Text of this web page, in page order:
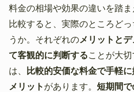
料金の相場や効果の違いを踏
比較すると、実際のところど
うか。それぞれのメリットと
て客観的に判断することが大
は、
比較的安価な料金で手軽
メリット があります。 短期間